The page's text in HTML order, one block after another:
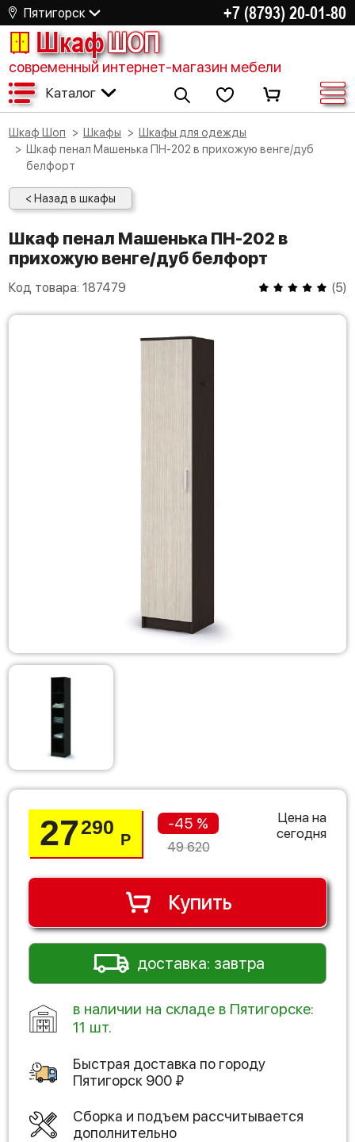
Пятигорск +7 (8793) 20-01-80
ШкафШОП
современный интернет-магазин мебели
Каталог
Шкаф Шоп Шкафы
Шкафы для одежды
Шкаф пенал Машенька ПН-202 в прихожую венге/дуб
белфорт
< Назад в шкафы
Шкаф пенал Машенька ПН-202 в
прихожую венге/дуб белфорт
Код товара: 187479 (5)
27290
Р
-45 %
49 620
Цена на
сегодня
Купить
доставка: завтра
в наличии на складе в Пятигорске:
11 шт.
Быстрая доставка по городу
Пятигорск 900 ₽
Сборка и подъем рассчитывается
дополнительно